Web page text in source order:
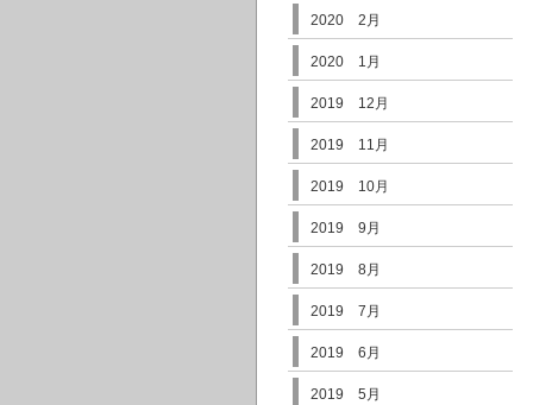
2020 2月
2020 1月
2019 12月
2019 11月
2019 10月
2019 9月
2019 8月
2019 7月
2019 6月
2019 5月